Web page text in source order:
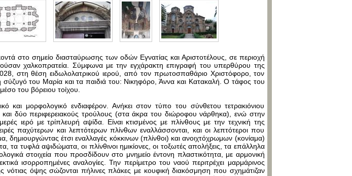
στο σημείο διασταύρωσης των οδών Εγνατίας και Αριστοτέλους, σε περιοχή
χαλκοπρατεία. Σύμφωνα με την εγχάρακτη επιγραφή του υπερθύρου της
στη θέση ειδωλολατρικού ιερού, από τον πρωτοσπαθάριο Χριστόφορο, τον
σύζυγό του Μαρία και τα παιδιά του: Νικηφόρο, Άννα και Κατακαλή. Ο τάφος του
του βόρειου τοίχου.
και μορφολογικό ενδιαφέρον. Ανήκει στον τύπο του σύνθετου τετρακιόνιου
και δύο περιφερειακούς τρούλους (στα άκρα του διώροφου νάρθηκα), ενώ στην
ιερό με τρίπλευρή αψίδα. Είναι κτισμένος με πλίνθους με την τεχνική της
παχύτερων και λεπτότερων πλίνθων εναλλάσσονται, και οι λεπτότεροι που
δημιουργώντας έτσι εναλλαγές κόκκινων (πλίνθοι) και ανοιχτόχρωμων (κονίαμα)
τα τυφλά αψιδώματα, οι πλίνθινοι ημικίονες, οι τοξωτές απολήξεις, τα επάλληλα
στοιχεία που προσδίδουν στο μνημείο έντονη πλαστικότητα, με αρμονική
ισορροπημένες αναλογίες. Την περίμετρο του ναού περιτρέχει μαρμάρινος
όψης σώζονται πήλινες πλάκες με κουφική διακόσμηση που σχημάτιζαν